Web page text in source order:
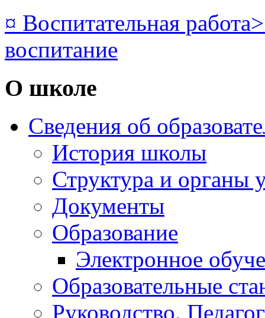
¤ Воспитательная
воспитание
О школе
Сведения об
История школы
Структура и органы
Документы
Образование
Электронное
Образовательные
Руководство.